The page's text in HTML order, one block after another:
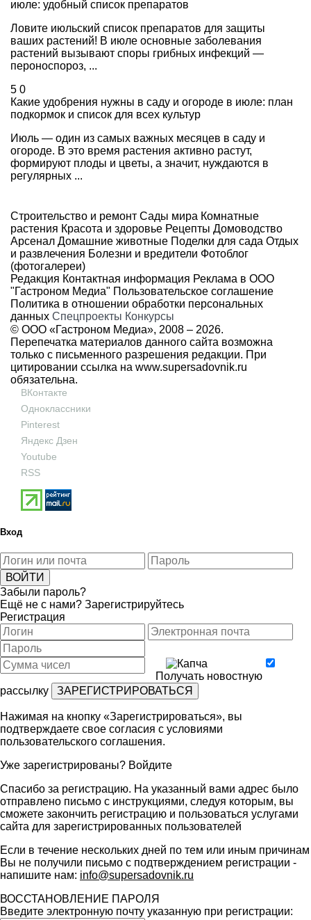
июле: удобный список препаратов
Ловите июльский список препаратов для защиты
ваших растений! В июле основные заболевания
растений вызывают споры грибных инфекций —
пероноспороз, ...
5 0
Какие удобрения нужны в саду и огороде в июле: план
подкормок и список для всех культур
Июль — один из самых важных месяцев в саду и
огороде. В это время растения активно растут,
формируют плоды и цветы, а значит, нуждаются в
регулярных ...
Строительство и ремонт Сады мира Комнатные
растения Красота и здоровье Рецепты Домоводство
Арсенал Домашние животные Поделки для сада Отдых
и развлечения Болезни и вредители Фотоблог
(фотогалереи)
Редакция Контактная информация Реклама в ООО
"Гастроном Медиа" Пользовательское соглашение
Политика в отношении обработки персональных
данных Спецпроекты Конкурсы
© ООО «Гастроном Медиа», 2008 – 2026.
Перепечатка материалов данного сайта возможна
только с письменного разрешения редакции. При
цитировании ссылка на www.supersadovnik.ru
обязательна.
ВКонтакте
Одноклассники
Pinterest
Яндекс Дзен
Youtube
RSS
Вход
Забыли пароль?
Ещё не с нами? Зарегистрируйтесь
Регистрация
Получать новостную
рассылку
Нажимая на кнопку «Зарегистрироваться», вы
подтверждаете свое согласия с условиями
пользовательского соглашения.
Уже зарегистрированы? Войдите
Спасибо за регистрацию. На указанный вами адрес было
отправлено письмо с инструкциями, следуя которым, вы
сможете закончить регистрацию и пользоваться услугами
сайта для зарегистрированных пользователей
Если в течение нескольких дней по тем или иным причинам
Вы не получили письмо с подтверждением регистрации -
напишите нам: info@supersadovnik.ru
ВОССТАНОВЛЕНИЕ ПАРОЛЯ
Введите электронную почту указанную при регистрации: